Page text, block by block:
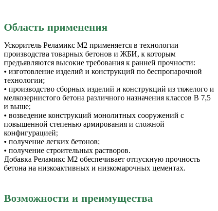
Область применения
Ускоритель Реламикс М2 применяется в технологии
производства товарных бетонов и ЖБИ, к которым
предъявляются высокие требования к ранней прочности:
• изготовление изделий и конструкций по беспропарочной
технологии;
• производство сборных изделий и конструкций из тяжелого и
мелкозернистого бетона различного назначения классов В 7,5
и выше;
• возведение конструкций монолитных сооружений с
повышенной степенью армирования и сложной
конфигурацией;
• получение легких бетонов;
• получение строительных растворов.
Добавка Реламикс М2 обеспечивает отпускную прочность
бетона на низкоактивных и низкомарочных цементах.
Возможности и преимущества